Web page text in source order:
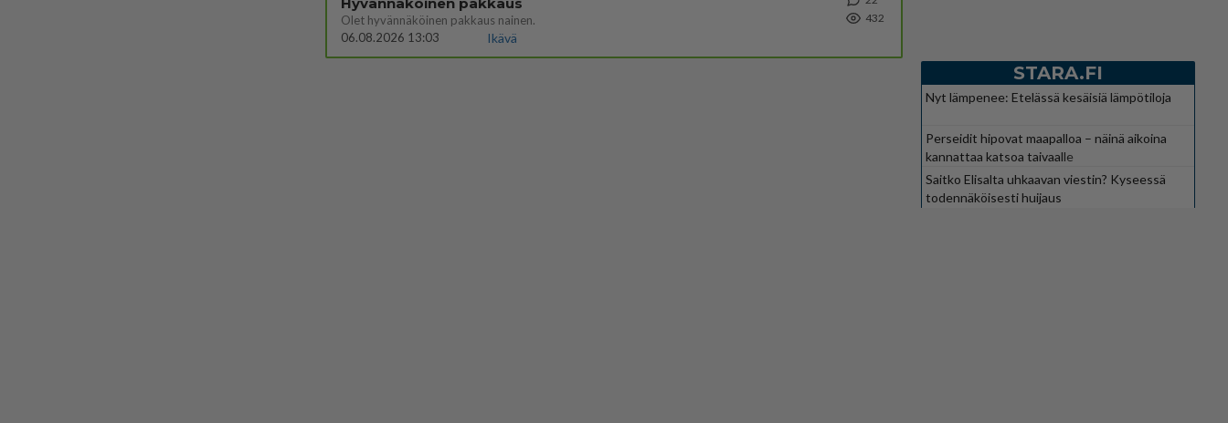
Olet hyvännäköinen pakkaus nainen.
06.08.2026 13:03
Ikävä
432
STARA.FI
Nyt lämpenee: Etelässä kesäisiä lämpötiloja
Perseidit hipovat maapalloa – näinä aikoina
kannattaa katsoa taivaalle
Saitko Elisalta uhkaavan viestin? Kyseessä
todennäköisesti huijaus